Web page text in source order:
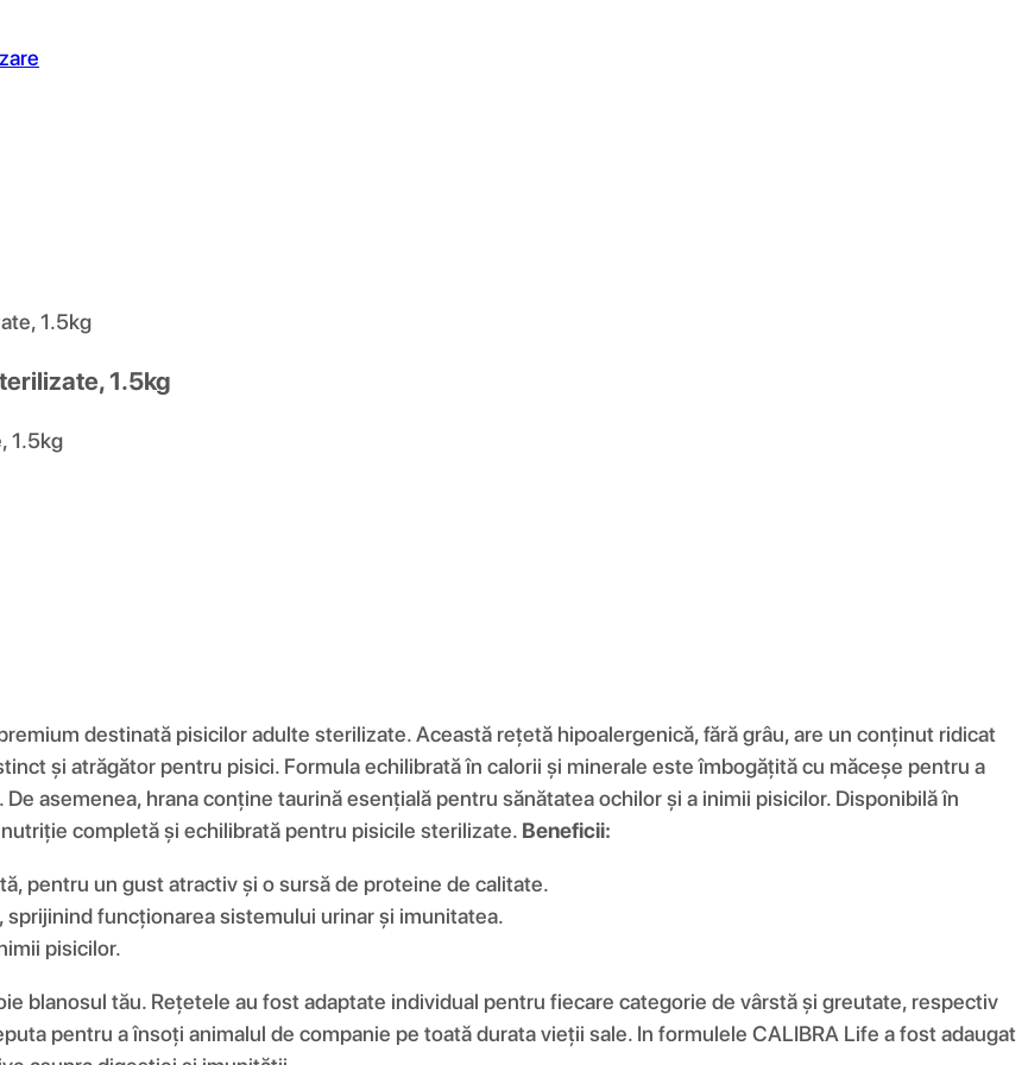
1.5kg
1.5kg
destinată pisicilor adulte sterilizate. Această rețetă hipoalergenică, fără grâu, are un conținut ridicat
și atrăgător pentru pisici. Formula echilibrată în calorii și minerale este îmbogățită cu măceșe pentru a
asemenea, hrana conține taurină esențială pentru sănătatea ochilor și a inimii pisicilor. Disponibilă în
completă și echilibrată pentru pisicile sterilizate. Beneficii:
pentru un gust atractiv și o sursă de proteine de calitate.
funcționarea sistemului urinar și imunitatea.
pisicilor.
blanosul tău. Rețetele au fost adaptate individual pentru fiecare categorie de vârstă și greutate, respectiv
pentru a însoți animalul de companie pe toată durata vieții sale. In formulele CALIBRA Life a fost adaugat